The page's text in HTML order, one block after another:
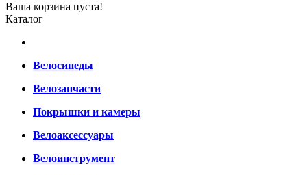
Ваша корзина пуста!
Каталог
Велосипеды
Велозапчасти
Покрышки и камеры
Велоаксессуары
Велоинструмент